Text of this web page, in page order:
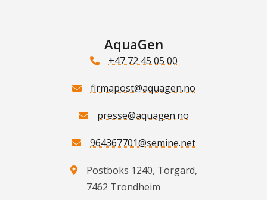
AquaGen
+47 72 45 05 00
firmapost@aquagen.no
presse@aquagen.no
964367701@semine.net
Postboks 1240, Torgard,
7462 Trondheim